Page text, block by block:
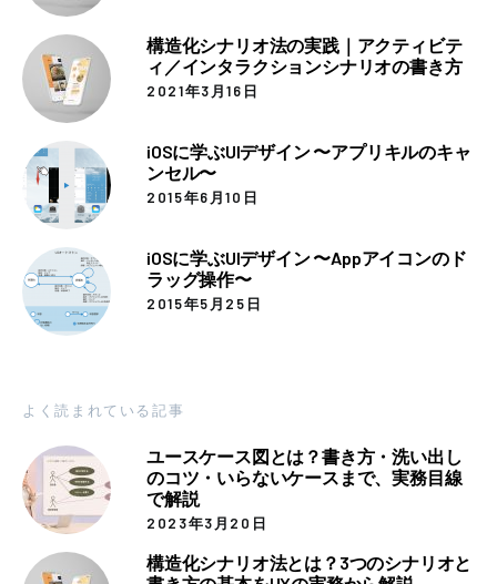
構造化シナリオ法の実践｜アクティビテ
ィ／インタラクションシナリオの書き方
2021年3月16日
iOSに学ぶUIデザイン 〜アプリキルのキャ
ンセル〜
2015年6月10日
iOSに学ぶUIデザイン 〜Appアイコンのド
ラッグ操作〜
2015年5月25日
よく読まれている記事
ユースケース図とは？書き方・洗い出し
のコツ・いらないケースまで、実務目線
で解説
2023年3月20日
構造化シナリオ法とは？3つのシナリオと